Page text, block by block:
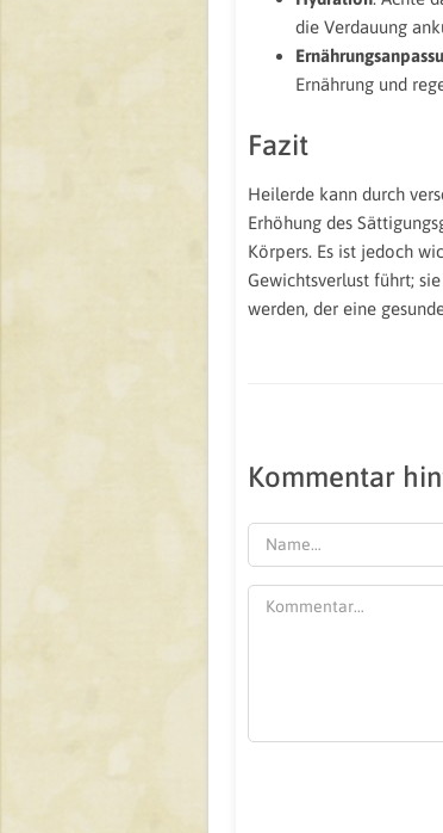
die Verdauung
Ernährung und
Fazit
Heilerde kann durch
Erhöhung des
Körpers. Es ist jedoch
Gewichtsverlust führt;
werden, der eine
Kommentar